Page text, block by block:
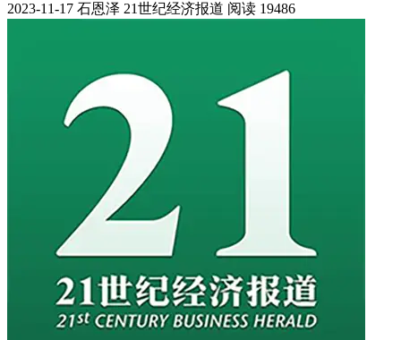
2023-11-17 石恩泽 21世纪经济报道 阅读 19486